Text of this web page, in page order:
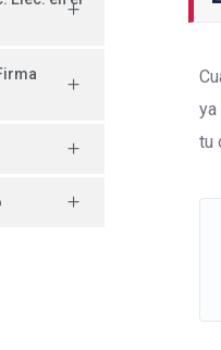
ya
tu